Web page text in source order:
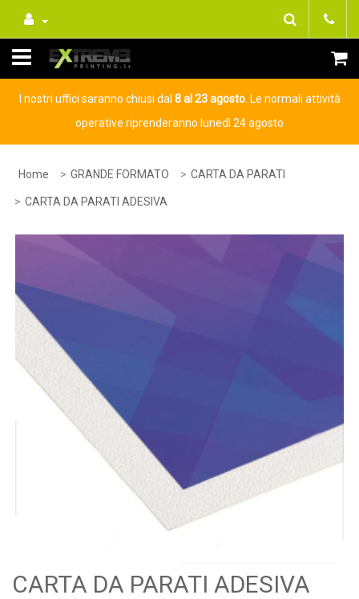
I nostri uffici saranno chiusi dal 8 al 23 agosto. Le normali attività
operative riprenderanno lunedì 24 agosto
Home GRANDE FORMATO CARTA DA PARATI
CARTA DA PARATI ADESIVA
CARTA DA PARATI ADESIVA